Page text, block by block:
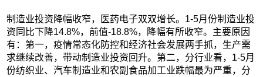
制造业投资降幅收窄，医药电子双双增长。1-5月份制造业投
资同比下降14.8%，前值-18.8%，降幅有所收窄。主要原因
有：第一，疫情常态化防控和经济社会发展两手抓，生产需
求继续改善，带动制造业投资回升。第二，分行业看，1-5月
份纺织业、汽车制造业和农副食品加工业跌幅最为严重，分